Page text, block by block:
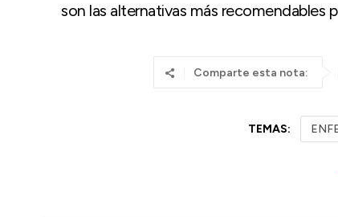
son las alternativas más recomendables
Comparte esta nota:
TEMAS: